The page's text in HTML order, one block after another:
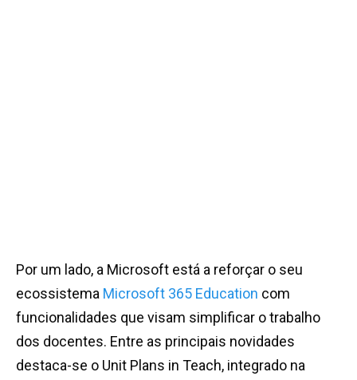
Por um lado, a Microsoft está a reforçar o seu
ecossistema Microsoft 365 Education com
funcionalidades que visam simplificar o trabalho
dos docentes. Entre as principais novidades
destaca-se o Unit Plans in Teach, integrado na